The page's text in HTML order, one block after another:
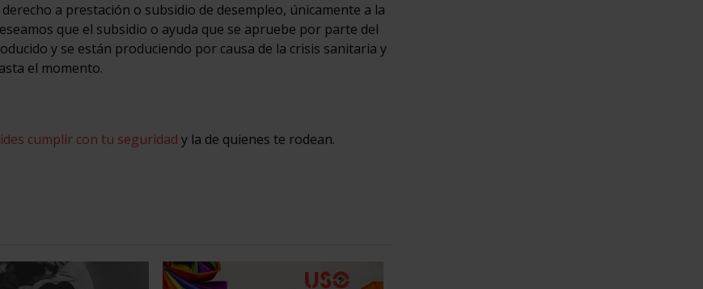
a prestación o subsidio de desempleo, únicamente a la
que el subsidio o ayuda que se apruebe por parte del
y se están produciendo por causa de la crisis sanitaria y
el momento.
cumplir con tu seguridad y la de quienes te rodean.